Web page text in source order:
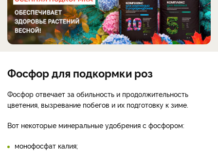
Фосфор для подкормки роз
Фосфор отвечает за обильность и продолжительность
цветения, вызревание побегов и их подготовку к зиме.
Вот некоторые минеральные удобрения с фосфором:
монофосфат калия;